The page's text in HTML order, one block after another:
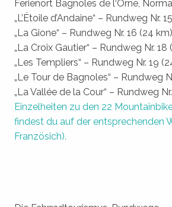
Ferienort Bagnoles de l‘Orne,
„L’Étoile d’Andaine“ – Rundweg Nr.
„La Gione“ – Rundweg Nr. 16 (24 km)
„La Croix Gautier“ – Rundweg Nr. 18
„Les Templiers“ – Rundweg Nr. 19
„Le Tour de Bagnoles“ – Rundweg
„La Vallée de la Cour“ – Rundweg
Einzelheiten zu den 22
findest du auf der entsprechenden
Französich).